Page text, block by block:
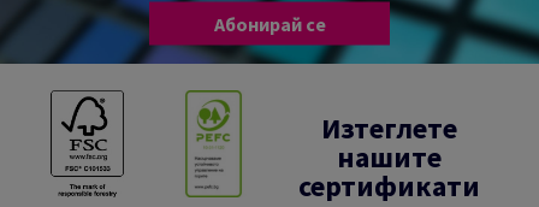
Абонирай се
Изтеглете
нашите
сертификати